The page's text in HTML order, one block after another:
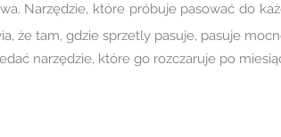
Narzędzie, które próbuje pasować do
że tam, gdzie sprzetly pasuje, pasuje
narzędzie, które go rozczaruje po